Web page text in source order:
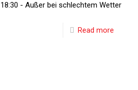
- Außer bei schlechtem Wetter
Read more